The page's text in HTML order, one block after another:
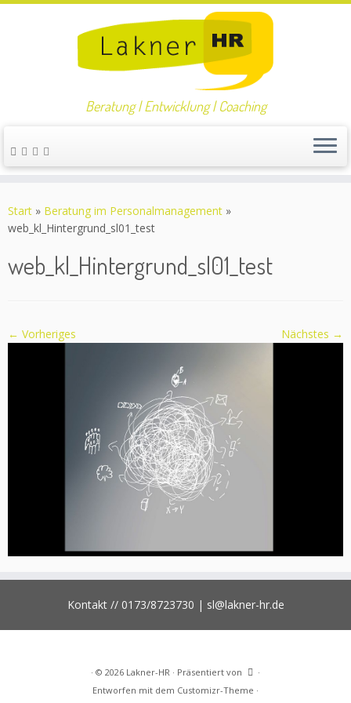
Inhalt
springen
Beratung | Entwicklung | Coaching
Start » Beratung im Personalmanagement »
web_kl_Hintergrund_sl01_test
web_kl_Hintergrund_sl01_test
← Vorheriges Nächstes →
Kontakt // 0173/8723730 | sl@lakner-hr.de
· © 2026 Lakner-HR · Präsentiert von
·
Entworfen mit dem Customizr-Theme ·